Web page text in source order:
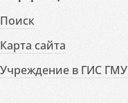
Поиск
Карта сайта
Учреждение в ГИС ГМУ